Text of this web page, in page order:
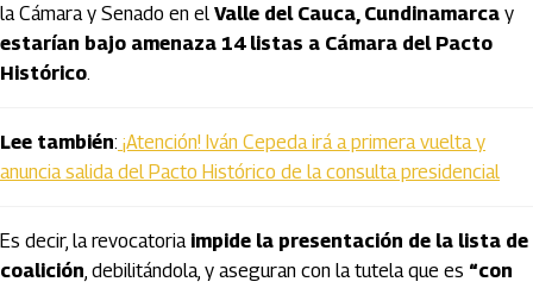
la Cámara y Senado en el Valle del Cauca, Cundinamarca y
estarían bajo amenaza 14 listas a Cámara del Pacto
Histórico.
Lee también: ¡Atención! Iván Cepeda irá a primera vuelta y
anuncia salida del Pacto Histórico de la consulta presidencial
Es decir, la revocatoria impide la presentación de la lista de
coalición, debilitándola, y aseguran con la tutela que es “con